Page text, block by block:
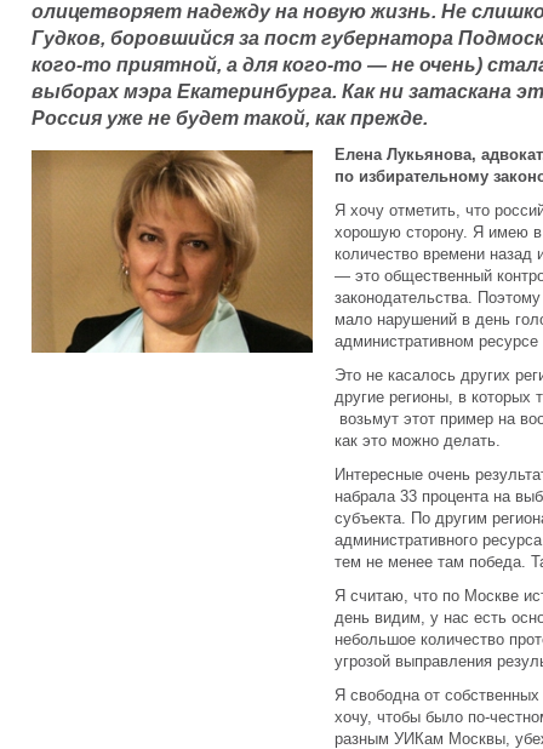
олицетворяет надежду на новую жизнь. Не
Гудков, боровшийся за пост губернатора
кого-то приятной, а для кого-то — не очень)
выборах мэра Екатеринбурга. Как ни затаскана
Россия уже не будет такой, как прежде.
Елена Лукьянова,
по избирательному
Я хочу отметить, что
хорошую сторону. Я имею в
количество времени
— это общественный
законодательства.
мало нарушений в день
административном
Это не касалось других
другие регионы, в которых
возьмут этот пример на
как это можно делать.
Интересные очень
набрала 33 процента на
субъекта. По другим
административного
тем не менее там победа.
Я считаю, что по Москве
день видим, у нас есть
небольшое количество
угрозой выправления
Я свободна от
хочу, чтобы было по-
разным УИКам Москвы,